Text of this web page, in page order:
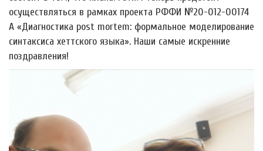
осуществляться в рамках проекта РФФИ №20-012-00174
А «Диагностика post mortem: формальное моделирование
синтаксиса хеттского языка». Наши самые искренние
поздравления!